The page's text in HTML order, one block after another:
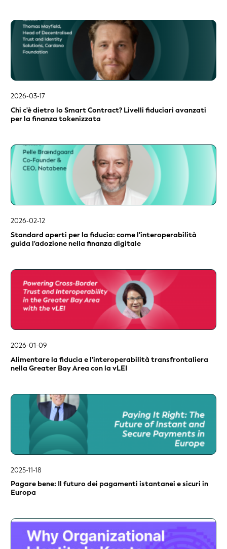
2026-03-17
Chi c'è dietro lo Smart Contract? Livelli fiduciari avanzati
per la finanza tokenizzata
2026-02-12
Standard aperti per la fiducia: come l'interoperabilità
guida l'adozione nella finanza digitale
2026-01-09
Alimentare la fiducia e l'interoperabilità transfrontaliera
nella Greater Bay Area con la vLEI
2025-11-18
Pagare bene: Il futuro dei pagamenti istantanei e sicuri in
Europa